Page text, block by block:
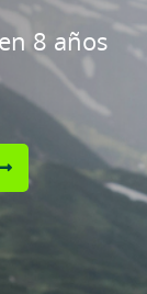
8 años